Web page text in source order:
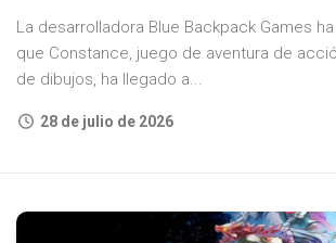
La desarrolladora Blue Backpack Games
que Constance, juego de aventura de
de dibujos, ha llegado a...
28 de julio de 2026